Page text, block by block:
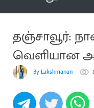
தஞ்சாவூர்:
வெளியான
By Lakshmanan